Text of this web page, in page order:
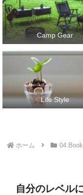
Camp Gear
Life Style
ホーム 04.Book
自分のレベル